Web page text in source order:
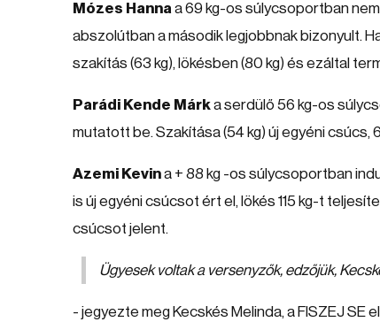
Mózes Hanna a 69 kg-os súlycsoportban
abszolútban a második legjobbnak bizonyult.
szakítás (63 kg), lökésben (80 kg) és ezáltal
Parádi Kende Márka serdülő 56 kg-os
mutatott be. Szakítása (54 kg) új egyéni csúcs,
Azemi Kevina + 88 kg -os súlycsoportban
is új egyéni csúcsot ért el, lökés 115 kg-t
csúcsot jelent.
Ügyesek voltak a versenyzők, edzőjük,
- jegyezte meg Kecskés Melinda, a FISZEJ SE